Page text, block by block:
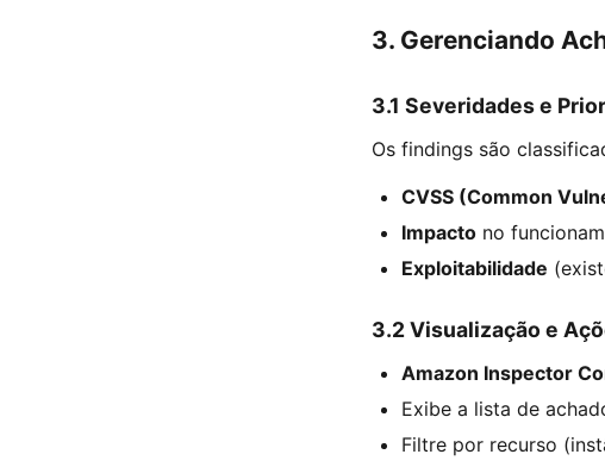
3. Gerenciando
3.1 Severidades e
Os findings são
CVSS (Common
Impacto no
Exploitabilidade
3.2 Visualização e
Amazon Inspector
Exibe a lista de
Filtre por recurso